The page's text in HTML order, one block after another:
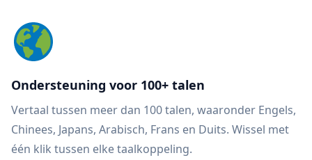
Ondersteuning voor 100+ talen
Vertaal tussen meer dan 100 talen, waaronder Engels,
Chinees, Japans, Arabisch, Frans en Duits. Wissel met
één klik tussen elke taalkoppeling.